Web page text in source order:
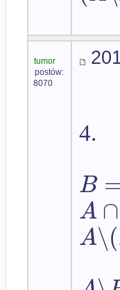
tumor
postów:
8070
4.
B
A ∩
A∖(